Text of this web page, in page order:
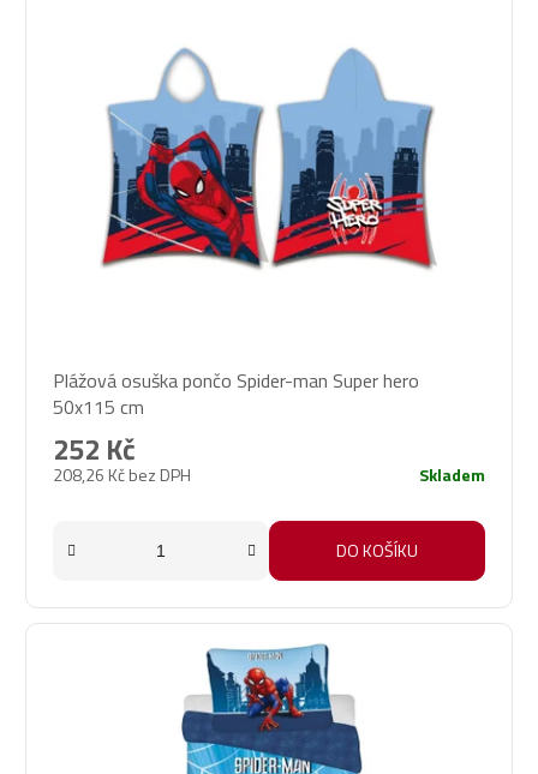
Plážová osuška pončo Spider-man Super hero
50x115 cm
208,26 Kč bez DPH
252 Kč
Skladem
DO KOŠÍKU